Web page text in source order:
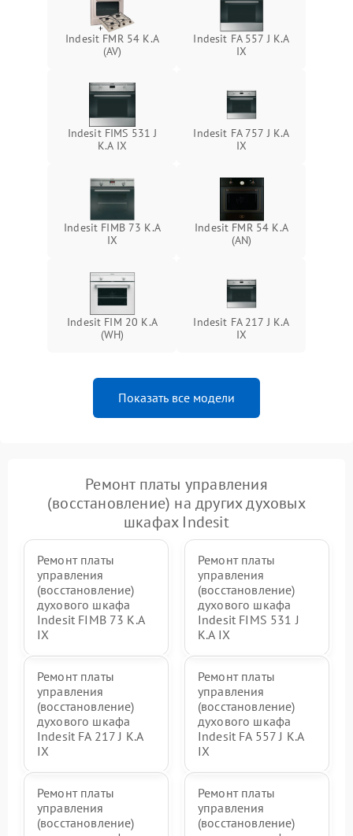
Indesit FMR 54 K.A
(AV)
Indesit FA 557 J K.A
IX
Indesit FIMS 531 J
K.A IX
Indesit FA 757 J K.A
IX
Indesit FIMB 73 K.A
IX
Indesit FMR 54 K.A
(AN)
Indesit FIM 20 K.A
(WH)
Indesit FA 217 J K.A
IX
Показать все модели
Ремонт платы управления
(восстановление) на других духовых
шкафах Indesit
Ремонт платы
управления
(восстановление)
духового шкафа
Indesit FIMB 73 K.A
IX
Ремонт платы
управления
(восстановление)
духового шкафа
Indesit FIMS 531 J
K.A IX
Ремонт платы
управления
(восстановление)
духового шкафа
Indesit FA 217 J K.A
IX
Ремонт платы
управления
(восстановление)
духового шкафа
Indesit FA 557 J K.A
IX
Ремонт платы
управления
(восстановление)
Ремонт платы
управления
(восстановление)